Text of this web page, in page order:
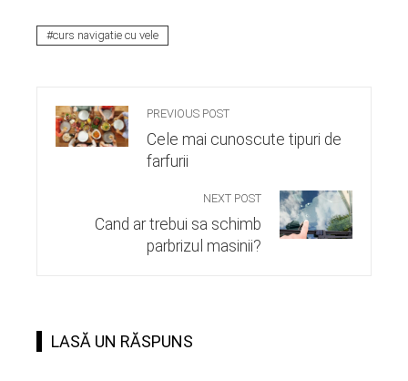
curs navigatie cu vele
PREVIOUS POST
Cele mai cunoscute tipuri de
farfurii
NEXT POST
Cand ar trebui sa schimb
parbrizul masinii?
LASĂ UN RĂSPUNS